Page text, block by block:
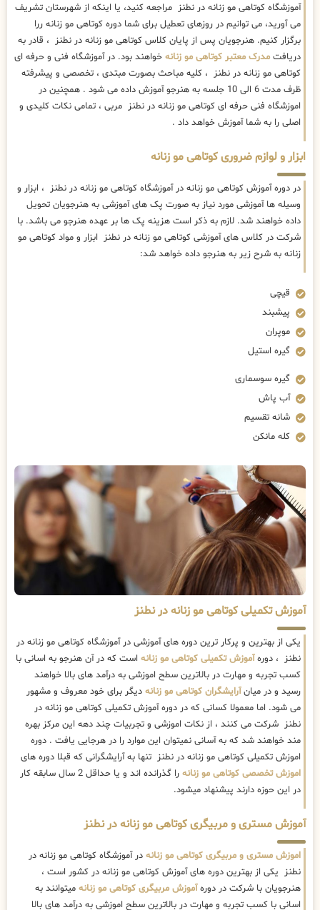
آموزشگاه کوتاهی مو زنانه در نطنز مراجعه کنید، یا اینکه از شهرستان تشریف
می آورید، می توانیم در روزهای تعطیل برای شما دوره کوتاهی مو زنانه ررا
برگزار کنیم. هنرجویان پس از پایان کلاس کوتاهی مو زنانه در نطنز ، قادر به
دریافت مدرک معتبر کوتاهی مو زنانه خواهند بود. در آموزشگاه فنی و حرفه ای
کوتاهی مو زنانه در نطنز ، کلیه مباحث بصورت مبتدی ، تخصصی و پیشرفته
ظرف مدت 6 الی 10 جلسه به هنرجو آموزش داده می شود . همچنین در
اموزشگاه فنی حرفه ای کوتاهی مو زنانه در نطنز مربی ، تمامی نکات کلیدی و
اصلی را به شما آموزش خواهد داد .
ابزار و لوازم ضروری کوتاهی مو زنانه
در دوره آموزش کوتاهی مو زنانه در آموزشگاه کوتاهی مو زنانه در نطنز ، ابزار و
وسیله ها آموزشی مورد نیاز به صورت پک های آموزشی به هنرجویان تحویل
داده خواهند شد. لازم به ذکر است هزینه پک ها بر عهده هنرجو می باشد. با
شرکت در کلاس های آموزشی کوتاهی مو زنانه در نطنز ابزار و مواد کوتاهی مو
زنانه به شرح زیر به هنرجو داده خواهد شد:
قیچی
پیشبند
موپران
گیره استیل
گیره سوسماری
آب پاش
شانه تقسیم
کله مانکن
آموزش تکمیلی کوتاهی مو زنانه در نطنز
یکی از بهترین و پرکار ترین دوره های آموزشی در آموزشگاه کوتاهی مو زنانه در
نطنز ، دورهآموزش تکمیلی کوتاهی مو زنانه است که در آن هنرجو به اسانی با
کسب تجربه و مهارت در بالاترین سطح اموزشی به درآمد های بالا خواهند
رسید و در میانآرایشگران کوتاهی مو زنانه دیگر برای خود معروف و مشهور
می شود. اما معمولا کسانی که در دوره آموزش تکمیلی کوتاهی مو زنانه در
نطنز شرکت می کنند ، از نکات اموزشی و تجربیات چند دهه این مرکز بهره
مند خواهند شد که به آسانی نمیتوان این موارد را در هرجایی یافت . دوره
اموزش تکمیلی کوتاهی مو زنانه در نطنز تنها به آرایشگرانی که قبلا دوره های
اموزش تخصصی کوتاهی مو زنانه
را گذرانده اند و یا حداقل 2 سال سابقه کار
در این حوزه دارند پیشنهاد میشود.
آموزش مستری و مربیگری کوتاهی مو زنانه در نطنز
اموزش مستری و مربیگری کوتاهی مو زنانه در آموزشگاه کوتاهی مو زنانه در
نطنز یکی از بهترین دوره های آموزش کوتاهی مو زنانه در کشور است ،
هنرجویان با شرکت در دورهآموزش مربیگری کوتاهی مو زنانه میتوانند به
اسانی با کسب تجربه و مهارت در بالاترین سطح اموزشی به درآمد های بالا